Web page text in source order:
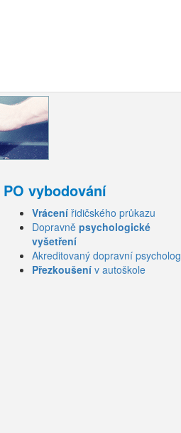
PO vybodování
Vrácení řidičského průkazu
Dopravně psychologické
vyšetření
Akreditovaný dopravní psycholog
Přezkoušení v autoškole